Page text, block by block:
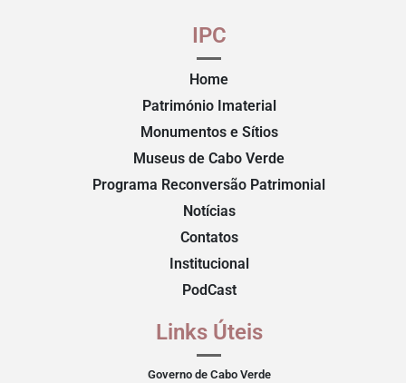
IPC
Home
Património Imaterial
Monumentos e Sítios
Museus de Cabo Verde
Programa Reconversão Patrimonial
Notícias
Contatos
Institucional
PodCast
Links Úteis
Governo de Cabo Verde